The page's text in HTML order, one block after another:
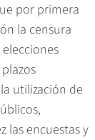
por primera
la censura
utilización de
las encuestas y